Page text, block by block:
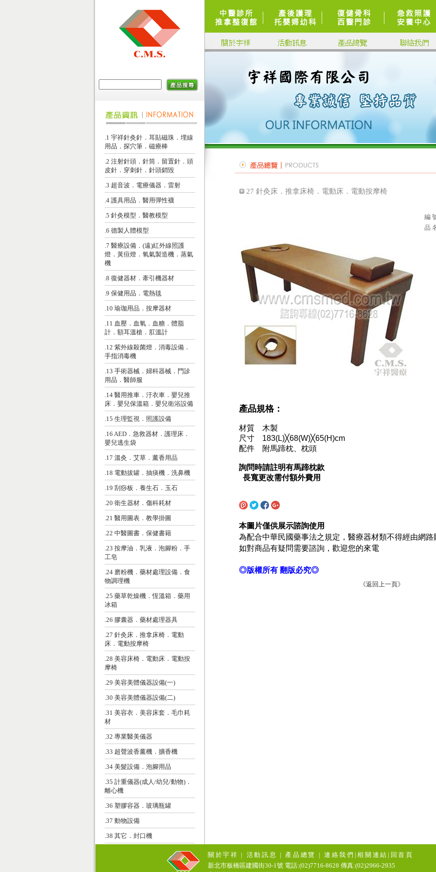
.1 宇祥針灸針．耳貼磁珠．埋線
用品．探穴筆．磁療棒
.2 注射針頭．針筒．留置針．頭
皮針．穿刺針．針頭銷毀
.3 超音波．電療儀器．雷射
.4 護具用品．醫用彈性襪
.5 針灸模型．醫教模型
.6 德製人體模型
.7 醫療設備．(遠)紅外線照護
燈．黃疸燈．氧氣製造機．蒸氣
機
.8 復健器材．牽引機器材
.9 保健用品．電熱毯
.10 瑜珈用品．按摩器材
.11 血壓．血氧．血糖．體脂
計．額耳溫槍．肛溫計
.12 紫外線殺菌燈．消毒設備．
手指消毒機
.13 手術器械．婦科器械．門診
用品．醫師服
.14 醫用推車．汙衣車．嬰兒推
床．嬰兒保溫箱．嬰兒衛浴設備
.15 生理監視．照護設備
.16 AED．急救器材．護理床．
嬰兒逃生袋
.17 溫灸．艾草．薰香用品
.18 電動拔罐．抽痰機．洗鼻機
.19 刮痧板．養生石．玉石
.20 衛生器材．傷科耗材
.21 醫用圖表．教學掛圖
.22 中醫圖書．保健書籍
.23 按摩油．乳液．泡腳粉．手
工皂
.24 磨粉機．藥材處理設備．食
物調理機
.25 藥草乾燥機．恆溫箱．藥用
冰箱
.26 膠囊器．藥材處理器具
.27 針灸床．推拿床椅．電動
床．電動按摩椅
.28 美容床椅．電動床．電動按
摩椅
.29 美容美體儀器設備(一)
.30 美容美體儀器設備(二)
.31 美容衣．美容床套．毛巾耗
材
.32 專業醫美儀器
.33 超聲波香薰機．擴香機
.34 美髮設備．泡腳用品
.35 計重儀器(成人/幼兒/動物)．
離心機
.36 塑膠容器．玻璃瓶罐
.37 動物設備
.38 其它．封口機
27 針灸床．推拿床椅．電動床．電動按摩椅
編
品
產品規格：
材質 木製
尺寸 183(L)╳68(W)╳65(H)cm
配件 附馬蹄枕、枕頭
詢問時請註明有馬蹄枕款
長寬更改需付額外費用
本圖片僅供展示諮詢使用
為配合中華民國藥事法之規定，醫療器材類不得經由網路
如對商品有疑問需要諮詢，歡迎您的來電
◎版權所有 翻版必究◎
《返回上一頁》
關於宇祥 | 活動訊息 | 產品總覽 |連絡我們 |相關連結 | 回首頁
新北市板橋區建國街30-1號 電話:(02)7716-8628 傳真:(02)2966-2935